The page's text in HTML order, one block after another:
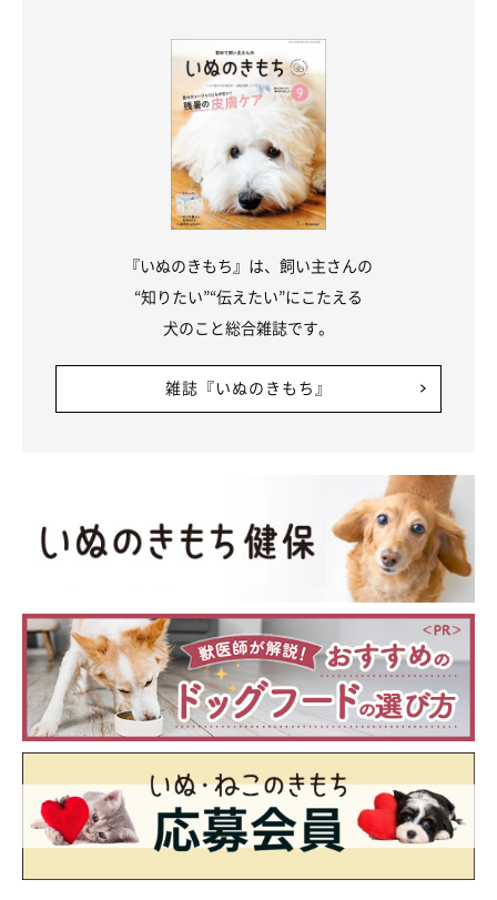
愛犬の具合が悪そうなときの飼い主さんの対
応
getty
愛犬が急に元気がなくなり、明らかに具合が悪い場合は、迷わず
動物病院を受診しましょう。
もし誤飲をしたのであれば、具体的になにを飲み込んでしまった
のか、それが明らかであれば把握しておくことが大切に。
また、どのような状況で元気がなくなったのかも、動物病院で伝
えるようにしましょう。
『いぬのきもち』は、飼い主さんの
“知りたい”“伝えたい”にこたえる
犬のこと総合雑誌です。
雑誌『いぬのきもち』